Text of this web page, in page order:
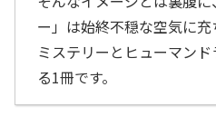
ー」は始終不穏な空気に充
ミステリーとヒューマン
る1冊です。